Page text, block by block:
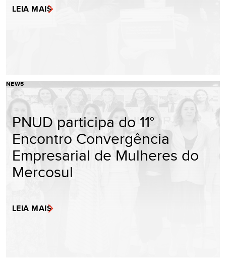
LEIA MAIS
NEWS
PNUD participa do 11°
Encontro Convergência
Empresarial de Mulheres do
Mercosul
LEIA MAIS